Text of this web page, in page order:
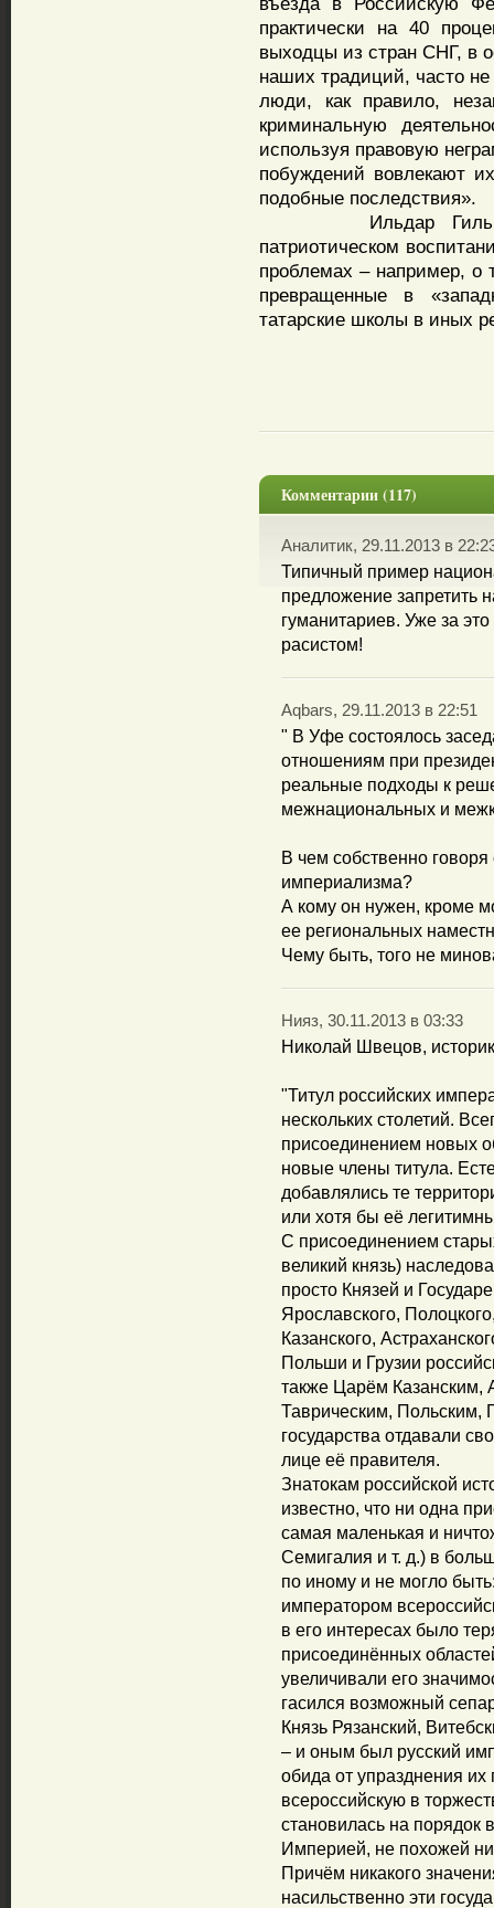
практически на 40
выходцы из стран СНГ, в
наших традиций, часто
люди, как правило,
криминальную
используя правовую
побуждений вовлекают
подобные последствия».
Ильдар
патриотическом
проблемах – например, о
превращенные в
татарские школы в иных
Комментарии (117)
Аналитик, 29.11.2013 в
Типичный пример
предложение запретить
гуманитариев. Уже за
расистом!
Aqbars, 29.11.2013 в 22:51
" В Уфе состоялось
отношениям при
реальные подходы к
межнациональных и
В чем собственно
империализма?
А кому он нужен, кроме
ее региональных
Чему быть, того не
Нияз, 30.11.2013 в 03:33
Николай Швецов,
"Титул российских
нескольких столетий.
присоединением новых
новые члены титула.
добавлялись те
или хотя бы её
С присоединением
великий князь)
просто Князей и
Ярославского,
Казанского,
Польши и Грузии
также Царём Казанским,
Таврическим, Польским,
государства отдавали
лице её правителя.
Знатокам российской
известно, что ни одна
самая маленькая и
Семигалия и т. д.) в
по иному и не могло
императором
в его интересах было
присоединённых
увеличивали его
гасился возможный
Князь Рязанский,
– и оным был русский
обида от упразднения их
всероссийскую в
становилась на
Империей, не похожей
Причём никакого
насильственно эти